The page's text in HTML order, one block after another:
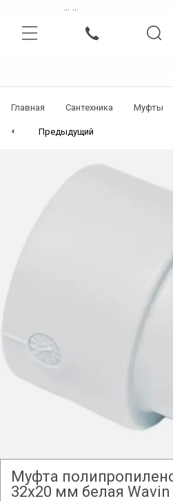
... ...
Главная Сантехника Муфты
Предыдущий
Муфта
32х20 мм белая Wavin